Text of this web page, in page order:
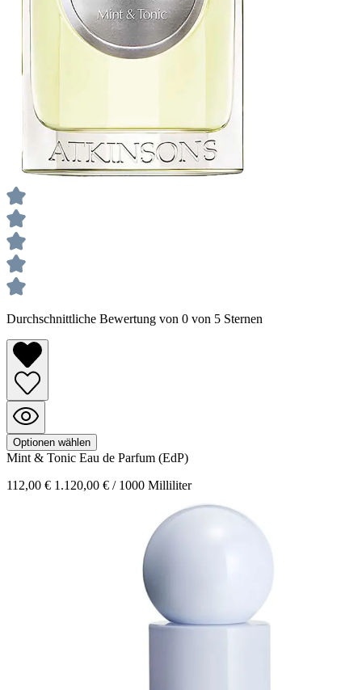
Durchschnittliche Bewertung von 0 von 5 Sternen
Optionen wählen
Mint & Tonic Eau de Parfum (EdP)
112,00 € 1.120,00 € / 1000 Milliliter